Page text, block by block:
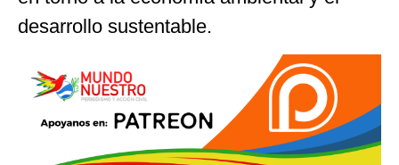
desarrollo sustentable.